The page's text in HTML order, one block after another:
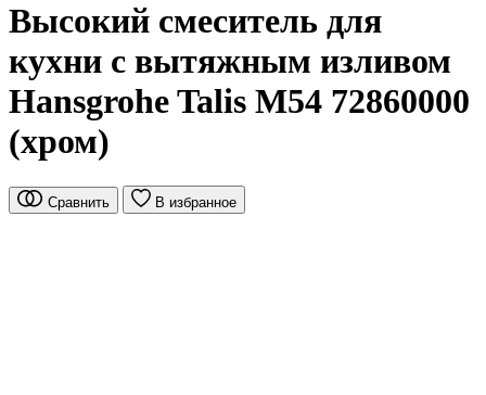
Высокий смеситель для
кухни с вытяжным изливом
Hansgrohe Talis M54 72860000
(хром)
Сравнить В избранное